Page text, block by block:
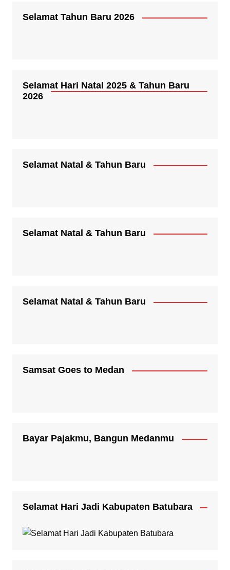
Selamat Tahun Baru 2026
Selamat Hari Natal 2025 & Tahun Baru
2026
Selamat Natal & Tahun Baru
Selamat Natal & Tahun Baru
Selamat Natal & Tahun Baru
Samsat Goes to Medan
Bayar Pajakmu, Bangun Medanmu
Selamat Hari Jadi Kabupaten Batubara